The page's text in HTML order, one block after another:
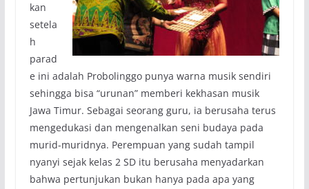
kan
setela
h
parad
e ini adalah Probolinggo punya warna musik sendiri
sehingga bisa “urunan” memberi kekhasan musik
Jawa Timur. Sebagai seorang guru, ia berusaha terus
mengedukasi dan mengenalkan seni budaya pada
murid-muridnya. Perempuan yang sudah tampil
nyanyi sejak kelas 2 SD itu berusaha menyadarkan
bahwa pertunjukan bukan hanya pada apa yang